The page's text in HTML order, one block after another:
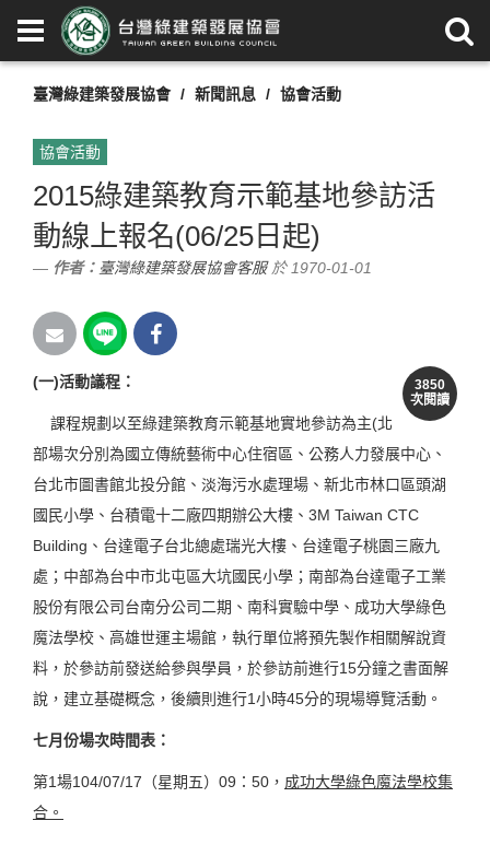
臺灣綠建築發展協會 新聞訊息 協會活動
協會活動
2015綠建築教育示範基地參訪活
動線上報名(06/25日起)
作者： 臺灣綠建築發展協會客服於 1970-01-01
3850
次閱讀
(一)活動議程：
課程規劃以至綠建築教育示範基地實地參訪為主(北
部場次分別為國立傳統藝術中心住宿區、公務人力發展中心、
台北市圖書館北投分館、淡海污水處理場、新北市林口區頭湖
國民小學、台積電十二廠四期辦公大樓、3M Taiwan CTC
Building、台達電子台北總處瑞光大樓、台達電子桃園三廠九
處；中部為台中市北屯區大坑國民小學；南部為台達電子工業
股份有限公司台南分公司二期、南科實驗中學、成功大學綠色
魔法學校、高雄世運主場館，執行單位將預先製作相關解說資
料，於參訪前發送給參與學員，於參訪前進行15分鐘之書面解
說，建立基礎概念，後續則進行1小時45分的現場導覽活動。
七月份場次時間表：
第1場104/07/17（星期五）09：50， 成功大學綠色魔法學校集
合。